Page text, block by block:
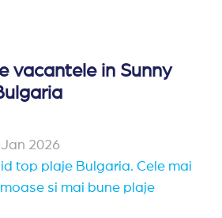
Romania (62)
Bulgaria
Paste Bulgaria
vacantele in Sunny
Jan 2026
top plaje Bulgaria. Cele mai
si mai bune plaje